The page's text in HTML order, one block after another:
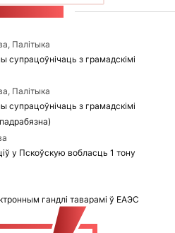
Палітыка
супрацоўнічаць з грамадскімі
Палітыка
супрацоўнічаць з грамадскімі
у Пскоўскую вобласць 1 тону
гандлі таварамі ў ЕАЭС